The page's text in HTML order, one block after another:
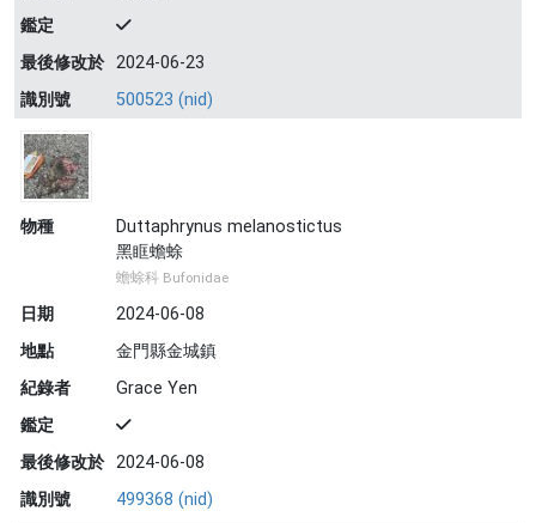
鑑定
最後修改於 2024-06-23
識別號
500523 (nid)
物種
Duttaphrynus melanostictus
黑眶蟾蜍
蟾蜍科 Bufonidae
日期
2024-06-08
地點
金門縣金城鎮
紀錄者
Grace Yen
鑑定
最後修改於 2024-06-08
識別號
499368 (nid)